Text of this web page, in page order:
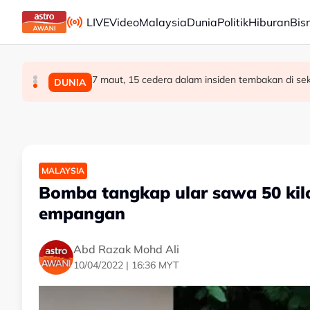
Skip to main content
LIVEVideoMalaysiaDuniaPolitikHiburan
POLITIK Exco Negeri Sembilan: Risiko kemungkinan
DUNIA 7 maut, 15 cedera dalam insiden tembakan di
POLITIK RCI Tabung Haji: 'Jika tidak boleh sanggah
MALAYSIA
Bomba tangkap ular sawa 50
empangan
Abd Razak Mohd Ali
10/04/2022 | 16:36 MYT